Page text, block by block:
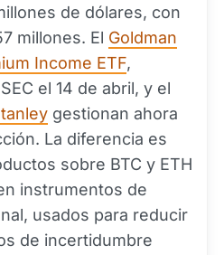
de dólares, con
millones. El Goldman
Income ETF,
el 14 de abril, y el
gestionan ahora
La diferencia es
sobre BTC y ETH
instrumentos de
usados para reducir
de incertidumbre